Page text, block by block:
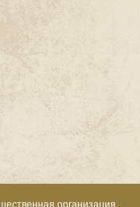
организация